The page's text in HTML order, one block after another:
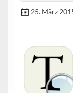
25. März